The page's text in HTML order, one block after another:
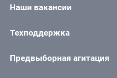
Наши вакансии
Техподдержка
Предвыборная агитация